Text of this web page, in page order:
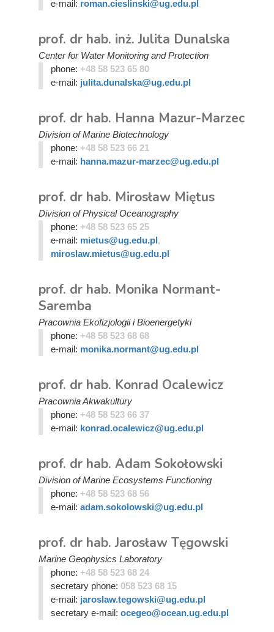
e-mail: roman.cieslinski@ug.edu.pl
prof. dr hab. inż. Julita Dunalska
Center for Water Monitoring and Protection
phone: +48 58 523 65 80
e-mail: julita.dunalska@ug.edu.pl
prof. dr hab. Hanna Mazur-Marzec
Division of Marine Biotechnology
phone: +48 58 523 66 21
e-mail: hanna.mazur-marzec@ug.edu.pl
prof. dr hab. Mirosław Miętus
Division of Physical Oceanography
phone: +48 58 523 65 25
e-mail: mietus@ug.edu.pl,
miroslaw.mietus@ug.edu.pl
prof. dr hab. Monika Normant-
Saremba
Pracownia Ekofizjologii i Bioenergetyki
phone: +48 58 523 68 68
e-mail: monika.normant@ug.edu.pl
prof. dr hab. Konrad Ocalewicz
Pracownia Akwakultury
phone: +48 58 523 66 37
e-mail: konrad.ocalewicz@ug.edu.pl
prof. dr hab. Adam Sokołowski
Division of Marine Ecosystems Functioning
phone: +48 58 523 68 56
e-mail: adam.sokolowski@ug.edu.pl
prof. dr hab. Jarosław Tęgowski
Marine Geophysics Laboratory
phone: +48 58 523 68 24
secretary phone: 058 523 68 15
e-mail: jaroslaw.tegowski@ug.edu.pl
secretary e-mail: ocegeo@ocean.ug.edu.pl